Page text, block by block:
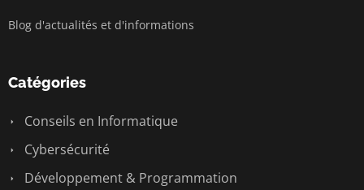
Blog d'actualités et d'informations
Catégories
Conseils en Informatique
Cybersécurité
Développement & Programmation